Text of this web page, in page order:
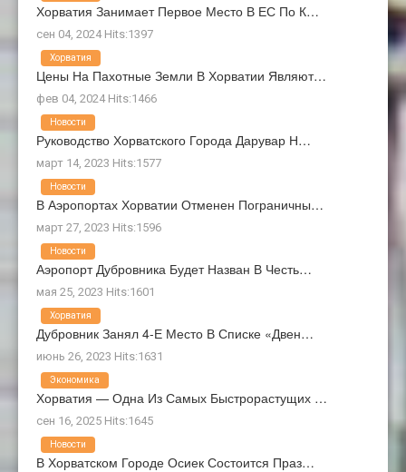
Хорватия Занимает Первое Место В ЕС По К…
сен 04, 2024 Hits:1397
Цены На Пахотные Земли В Хорватии Являют…
фев 04, 2024 Hits:1466
Хорватия
Руководство Хорватского Города Дарувар Н…
март 14, 2023 Hits:1577
Новости
В Аэропортах Хорватии Отменен Пограничны…
март 27, 2023 Hits:1596
Новости
Аэропорт Дубровника Будет Назван В Честь…
мая 25, 2023 Hits:1601
Новости
Дубровник Занял 4-Е Место В Списке «Двен…
июнь 26, 2023 Hits:1631
Хорватия
Хорватия — Одна Из Самых Быстрорастущих …
сен 16, 2025 Hits:1645
Экономика
В Хорватском Городе Осиек Состоится Праз…
Новости